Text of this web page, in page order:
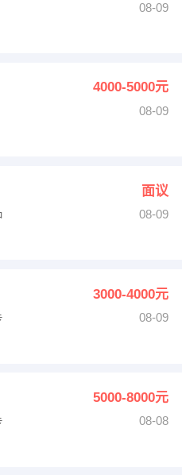
08-09
4000-5000元
08-09
面议
08-09
3000-4000元
08-09
5000-8000元
08-08